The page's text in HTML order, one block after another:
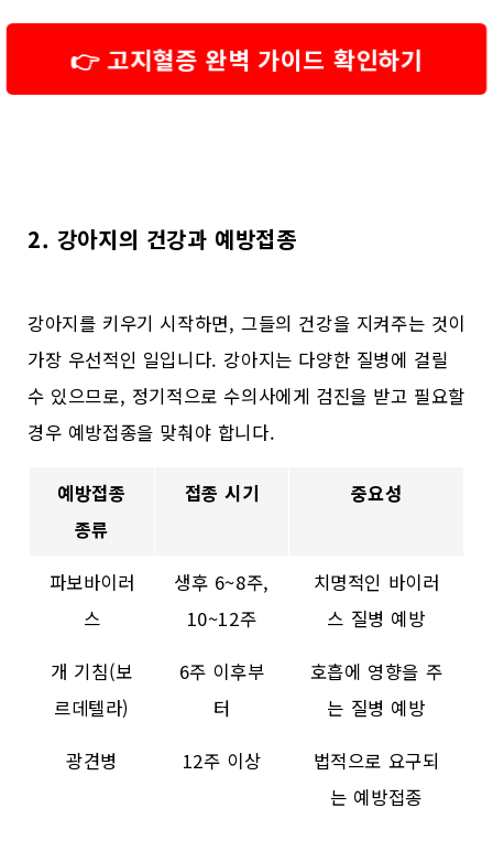
👉 고지혈증 완벽 가이드 확인하기
2. 강아지의 건강과 예방접종
강아지를 키우기 시작하면, 그들의 건강을 지켜주는 것이
가장 우선적인 일입니다. 강아지는 다양한 질병에 걸릴
수 있으므로, 정기적으로 수의사에게 검진을 받고 필요할
경우 예방접종을 맞춰야 합니다.
예방접종
종류
접종 시기 중요성
파보바이러
스
생후 6~8주,
10~12주
치명적인 바이러
스 질병 예방
개 기침(보
르데텔라)
6주 이후부
터
호흡에 영향을 주
는 질병 예방
광견병
12주 이상
법적으로 요구되
는 예방접종